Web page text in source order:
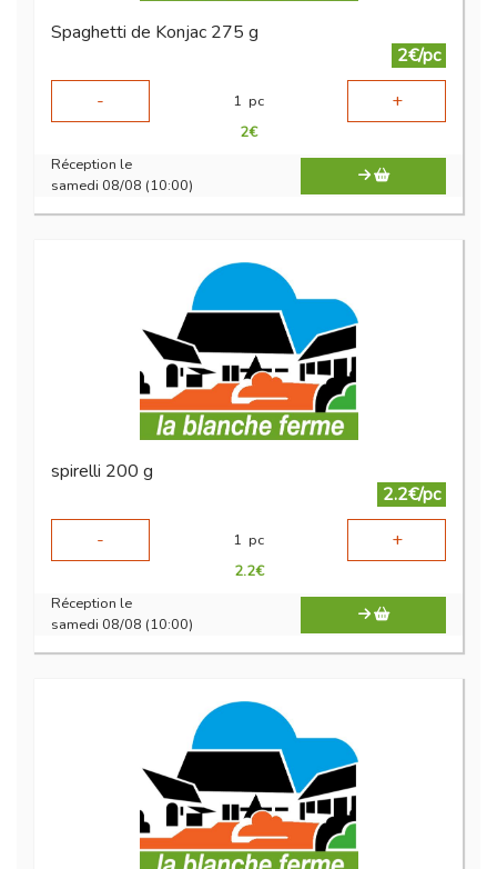
Spaghetti de Konjac 275 g
2€/pc
-
1 pc +
2€
Réception le
samedi 08/08 (10:00)
spirelli 200 g
2.2€/pc
-
1 pc +
2.2€
Réception le
samedi 08/08 (10:00)